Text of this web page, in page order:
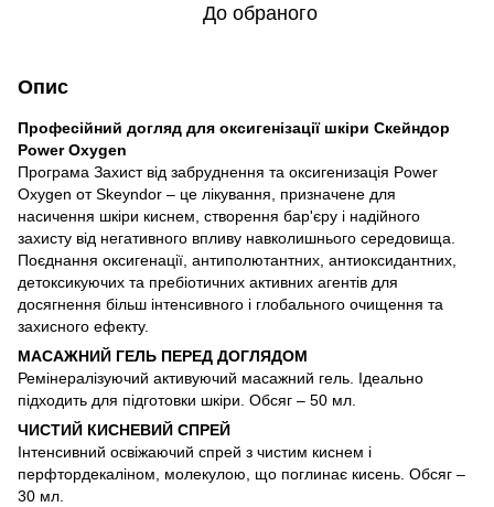
До обраного
Опис
Професійний догляд для оксигенізації шкіри Скейндор
Power Oxygen
Програма Захист від забруднення та оксигенизація Power
Oxygen от Skeyndor – це лікування, призначене для
насичення шкіри киснем, створення бар'єру і надійного
захисту від негативного впливу навколишнього середовища.
Поєднання оксигенації, антиполютантних, антиоксидантних,
детоксикуючих та пребіотичних активних агентів для
досягнення більш інтенсивного і глобального очищення та
захисного ефекту.
МАСАЖНИЙ ГЕЛЬ ПЕРЕД ДОГЛЯДОМ
Ремінералізуючий активуючий масажний гель. Ідеально
підходить для підготовки шкіри. Обсяг – 50 мл.
ЧИСТИЙ КИСНЕВИЙ СПРЕЙ
Інтенсивний освіжаючий спрей з чистим киснем і
перфтордекаліном, молекулою, що поглинає кисень. Обсяг –
30 мл.